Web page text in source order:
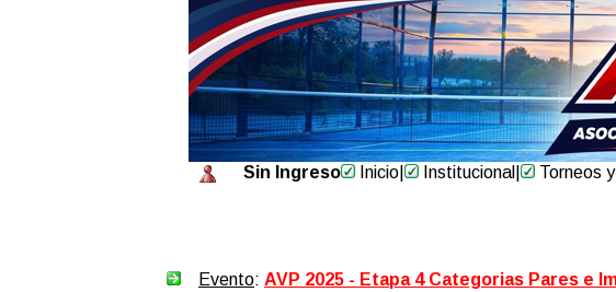
Sin Ingreso Inicio Institucional Torneos
Evento: AVP 2025 - Etapa 4 Categorias Pares e